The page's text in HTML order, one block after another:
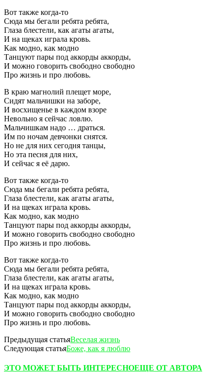
Вот также когда-то
Сюда мы бегали ребята ребята,
Глаза блестели, как агаты агаты,
И на щеках играла кровь.
Как модно, как модно
Танцуют пары под аккорды аккорды,
И можно говорить свободно свободно
Про жизнь и про любовь.
В краю магнолий плещет море,
Сидят мальчишки на заборе,
И восхищенье в каждом взоре
Невольно я сейчас ловлю.
Мальчишкам надо … драться.
Им по ночам девчонки снятся.
Но не для них сегодня танцы,
Но эта песня для них,
И сейчас я её дарю.
Вот также когда-то
Сюда мы бегали ребята ребята,
Глаза блестели, как агаты агаты,
И на щеках играла кровь.
Как модно, как модно
Танцуют пары под аккорды аккорды,
И можно говорить свободно свободно
Про жизнь и про любовь.
Вот также когда-то
Сюда мы бегали ребята ребята,
Глаза блестели, как агаты агаты,
И на щеках играла кровь.
Как модно, как модно
Танцуют пары под аккорды аккорды,
И можно говорить свободно свободно
Про жизнь и про любовь.
Предыдущая статьяВеселая жизнь
Следующая статьяБоже, как я люблю
ЭТО МОЖЕТ БЫТЬ ИНТЕРЕСНОЕЩЕ ОТ АВТОРА